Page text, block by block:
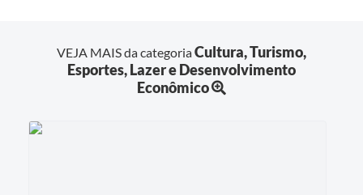
VEJA MAIS da categoriaCultura, Turismo,
Esportes, Lazer e Desenvolvimento
Econômico